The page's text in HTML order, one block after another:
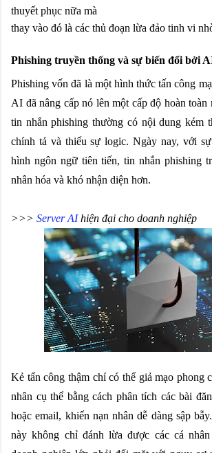
thuyết phục nữa mà
thay vào đó là các thủ đoạn lừa đảo tinh vi
Phishing truyền thống và sự biến đổi bởi
Phishing vốn đã là một hình thức tấn công
AI đã nâng cấp nó lên một cấp độ hoàn toàn
tin nhắn phishing thường có nội dung kém
chính tả và thiếu sự logic. Ngày nay, với
hình ngôn ngữ tiên tiến, tin nhắn phishing
nhân hóa và khó nhận diện hơn.
>>> Server AI hiện đại cho doanh nghiệp
Kẻ tấn công thậm chí có thể giả mạo phong
nhân cụ thể bằng cách phân tích các bài
hoặc email, khiến nạn nhân dễ dàng sập
này không chỉ đánh lừa được các cá